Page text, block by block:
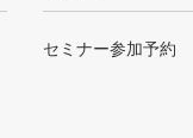
セミナー参加予約